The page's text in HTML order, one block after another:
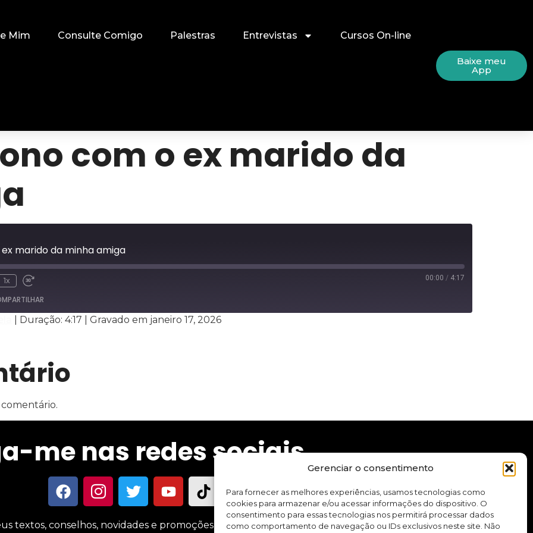
Gerenciar o consentimento
Para fornecer as melhores experiências, usamos tecnologias como
cookies para armazenar e/ou acessar informações do dispositivo. O
consentimento para essas tecnologias nos permitirá processar dados
como comportamento de navegação ou IDs exclusivos neste site. Não
Mim Consulte Comigo Palestras Entrevistas Cursos On-line
Baixe meu
App
com o ex marido da
marido da minha amiga
1x 00:00 / 4:17
Duração: 4:17 Gravado em janeiro 17, 2026
me nas redes sociais
textos, conselhos, novidades e promoções sobre meus cursos e aplicativo.